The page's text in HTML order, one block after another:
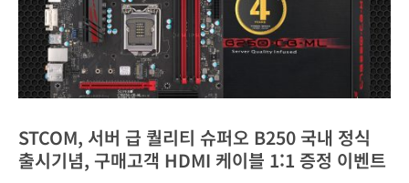
STCOM, 서버 급 퀄리티 슈퍼오 B250 국내 정식
출시기념, 구매고객 HDMI 케이블 1:1 증정 이벤트